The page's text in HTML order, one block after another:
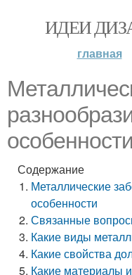
ИДЕИ
главная
особенности
Содержание
Металлические
особенности
Связанные
Какие виды
Какие свойства
Какие материалы